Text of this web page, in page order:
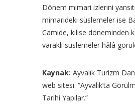
Dönem mimari izlerini
mimarideki süslemeler ise
Camide, kilise döneminden
varaklı süslemeler hâlâ
Kaynak: Ayvalık Turizm
web sitesi. “Ayvalık’ta
Tarihi Yapılar.”